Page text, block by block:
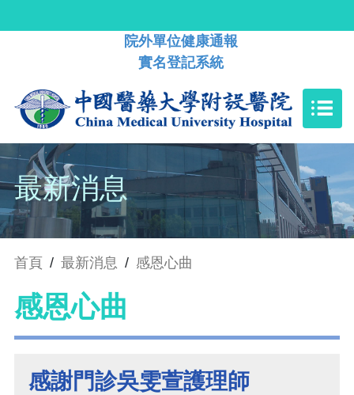
院外單位健康通報
實名登記系統
最新消息
首頁 / 最新消息 / 感恩心曲
感恩心曲
感謝門診吳雯萱護理師